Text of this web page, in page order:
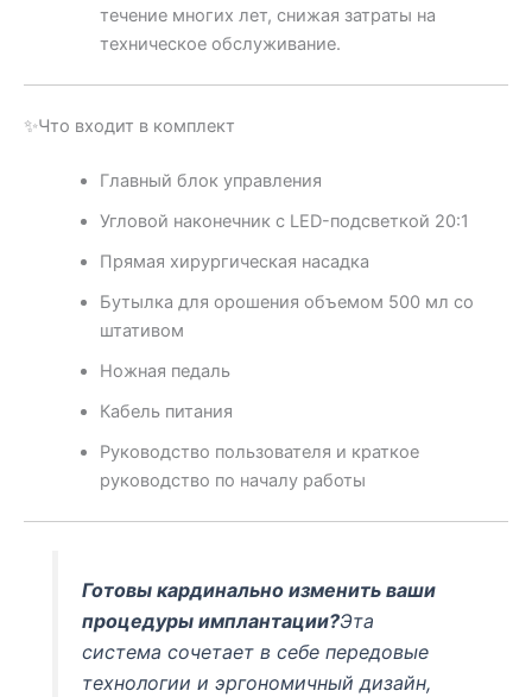
течение многих лет, снижая затраты на
техническое обслуживание.
✨Что входит в комплект
Главный блок управления
Угловой наконечник с LED-подсветкой 20:1
Прямая хирургическая насадка
Бутылка для орошения объемом 500 мл со
штативом
Ножная педаль
Кабель питания
Руководство пользователя и краткое
руководство по началу работы
Готовы кардинально изменить ваши
процедуры имплантации?Эта
система сочетает в себе передовые
технологии и эргономичный дизайн,